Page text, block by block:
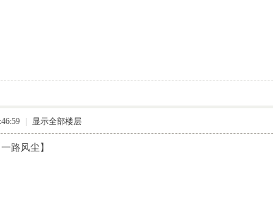
显示全部楼层
路风尘】